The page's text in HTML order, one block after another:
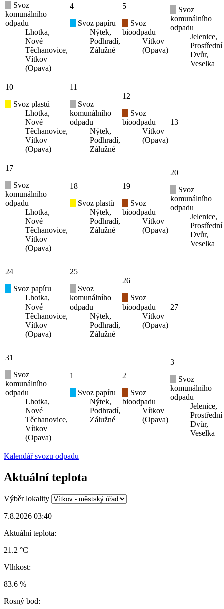
Svoz
komunálního
odpadu
Lhotka,
Nové
Těchanovice,
Vítkov
(Opava)
4
Svoz papíru
Nýtek,
Podhradí,
Zálužné
5
Svoz
bioodpadu
Vítkov
(Opava)
Svoz
komunálního
odpadu
Jelenice,
Prostřední
Dvůr,
Veselka
10
Svoz plastů
Lhotka,
Nové
Těchanovice,
Vítkov
(Opava)
11
Svoz
komunálního
odpadu
Nýtek,
Podhradí,
Zálužné
12
Svoz
bioodpadu
Vítkov
(Opava)
13
17
Svoz
komunálního
odpadu
Lhotka,
Nové
Těchanovice,
Vítkov
(Opava)
18
Svoz plastů
Nýtek,
Podhradí,
Zálužné
19
Svoz
bioodpadu
Vítkov
(Opava)
20
Svoz
komunálního
odpadu
Jelenice,
Prostřední
Dvůr,
Veselka
24
Svoz papíru
Lhotka,
Nové
Těchanovice,
Vítkov
(Opava)
25
Svoz
komunálního
odpadu
Nýtek,
Podhradí,
Zálužné
26
Svoz
bioodpadu
Vítkov
(Opava)
27
31
Svoz
komunálního
odpadu
Lhotka,
Nové
Těchanovice,
Vítkov
(Opava)
1
Svoz papíru
Nýtek,
Podhradí,
Zálužné
2
Svoz
bioodpadu
Vítkov
(Opava)
3
Svoz
komunálního
odpadu
Jelenice,
Prostřední
Dvůr,
Veselka
Kalendář svozu odpadu
Aktuální teplota
Výběr lokality
7.8.2026 03:40
Aktuální teplota:
21.2 °C
Vlhkost:
83.6 %
Rosný bod: